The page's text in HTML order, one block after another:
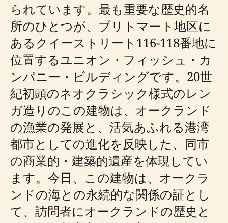
られています。最も重要な歴史的名
所のひとつが、ブリトマート地区に
あるクイーストリート116-118番地に
位置するユニオン・フィッシュ・カ
ンパニー・ビルディングです。20世
紀初頭のネオクラシック様式のレン
ガ造りのこの建物は、オークランド
の漁業の発展と、活気あふれる港湾
都市としての進化を反映した、同市
の商業的・建築的遺産を体現してい
ます。今日、この建物は、オークラ
ンドの海との永続的な関係の証とし
て、訪問者にオークランドの歴史と